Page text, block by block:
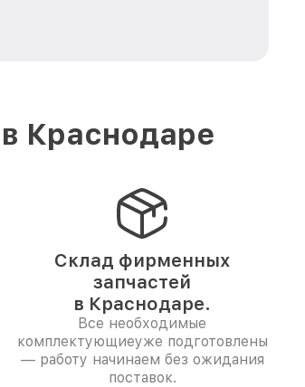
Краснодаре
Склад фирменных
запчастей
в Краснодаре.
Все необходимые
комплектующиеуже подготовлены
— работу начинаем без ожидания
поставок.